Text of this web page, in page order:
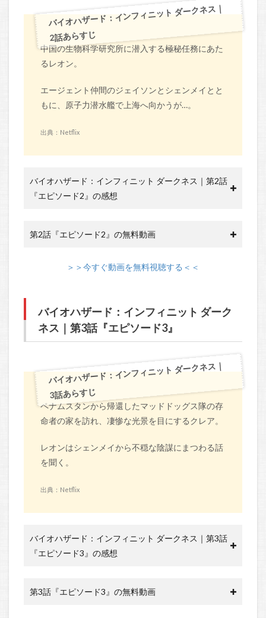
バイオハザード：インフィニット ダークネス｜
2話あらすじ
中国の生物科学研究所に潜入する極秘任務にあた
るレオン。
エージェント仲間のジェイソンとシェンメイとと
もに、原子力潜水艦で上海へ向かうが…。
出典：Netflix
バイオハザード：インフィニット ダークネス｜第2話
『エピソード2』の感想
第2話『エピソード2』の無料動画
＞＞今すぐ動画を無料視聴する＜＜
バイオハザード：インフィニット ダーク
ネス｜第3話『エピソード3』
バイオハザード：インフィニット ダークネス｜
3話あらすじ
ペナムスタンから帰還したマッドドッグス隊の存
命者の家を訪れ、凄惨な光景を目にするクレア。
レオンはシェンメイから不穏な陰謀にまつわる話
を聞く。
出典：Netflix
バイオハザード：インフィニット ダークネス｜第3話
『エピソード3』の感想
第3話『エピソード3』の無料動画